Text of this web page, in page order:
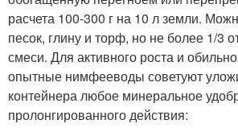
расчета 100-300 г на 10 л земли.
песок, глину и торф, но не более 1/3
смеси. Для активного роста и
опытные нимфееводы советуют
контейнера любое минеральное
пролонгированного действия: